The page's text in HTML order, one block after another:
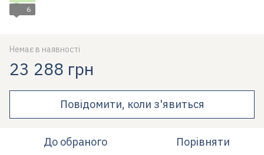
6
Немає в наявності
23 288 грн
Повідомити, коли з'явиться
До обраного Порівняти